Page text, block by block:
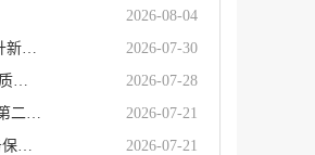
2026-08-04
方向不变 力度不减 奋力实现高水平审判质效提升新目标
2026-07-30
张军：以高质量党建引领推动新时代审判工作高质量发展
2026-07-28
最高人民法院“行政审判讲堂”2026年第七期（总第二十九期）...
2026-07-21
张海波：深入学习贯彻习近平法治思想 全力服务保障制造业与服务...
2026-07-21